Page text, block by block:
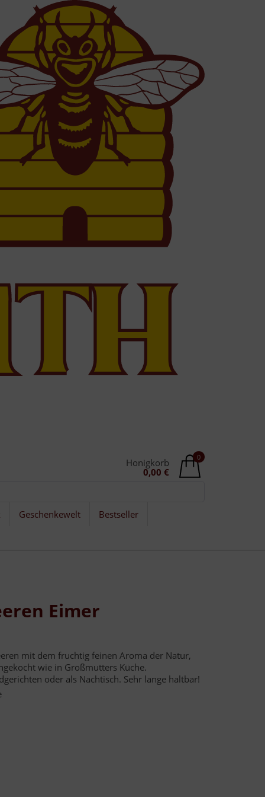
0
Honigkorb
0,00 €
Geschenkewelt
Bestseller
Eimer
mit dem fruchtig feinen Aroma der Natur,
wie in Großmutters Küche.
oder als Nachtisch. Sehr lange haltbar!